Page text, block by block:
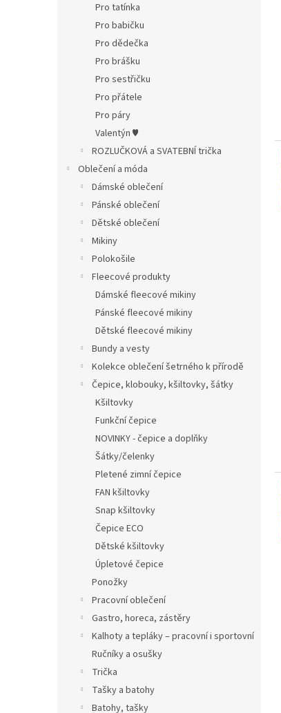
Pro tatínka
Pro babičku
Pro dědečka
Pro brášku
Pro sestřičku
Pro přátele
Pro páry
Valentýn ♥
ROZLUČKOVÁ a SVATEBNÍ trička
Oblečení a móda
Dámské oblečení
Pánské oblečení
Dětské oblečení
Mikiny
Polokošile
Fleecové produkty
Dámské fleecové mikiny
Pánské fleecové mikiny
Dětské fleecové mikiny
Bundy a vesty
Kolekce oblečení šetrného k přírodě
Čepice, klobouky, kšiltovky, šátky
Kšiltovky
Funkční čepice
NOVINKY - čepice a doplňky
Šátky/čelenky
Pletené zimní čepice
FAN kšiltovky
Snap kšiltovky
Čepice ECO
Dětské kšiltovky
Úpletové čepice
Ponožky
Pracovní oblečení
Gastro, horeca, zástěry
Kalhoty a tepláky – pracovní i sportovní
Ručníky a osušky
Trička
Tašky a batohy
Batohy, tašky